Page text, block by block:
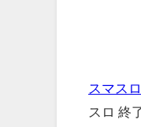
スマス
スロ 終